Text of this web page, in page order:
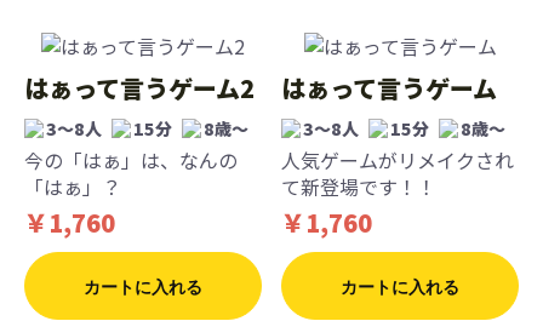
はぁって言うゲーム2
3〜8人 15分 8歳〜
今の「はぁ」は、なんの
「はぁ」？
￥1,760
カートに入れる
はぁって言うゲーム
3〜8人 15分 8歳〜
人気ゲームがリメイクされ
て新登場です！！
￥1,760
カートに入れる